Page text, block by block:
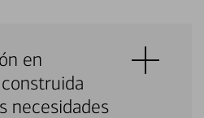
en
necesidades